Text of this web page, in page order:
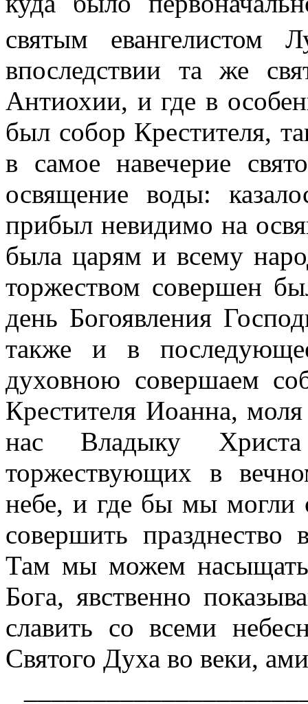
святым евангелистом
впоследствии та же
Антиохии, и где в
был собор Крестителя,
в самое навечерие
освящение воды:
прибыл невидимо на
была царям и всему
торжеством совершен
день Богоявления
также и в
духовною совершаем
Крестителя Иоанна,
нас Владыку
торжествующих в
небе, и где бы мы могли
совершить празднество
Там мы можем
Бога, явственно
славить со всеми
Святого Духа во веки,